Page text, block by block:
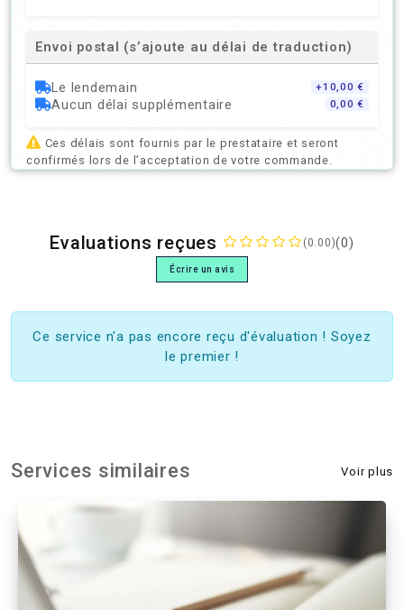
Envoi postal (s’ajoute au délai de traduction)
Le lendemain +10,00 €
Aucun délai supplémentaire 0,00 €
Ces délais sont fournis par le prestataire et seront
confirmés lors de l’acceptation de votre commande.
Evaluations reçues (0.00)(0)
Écrire un avis
Ce service n'a pas encore reçu d'évaluation ! Soyez
le premier !
Services similaires Voir plus